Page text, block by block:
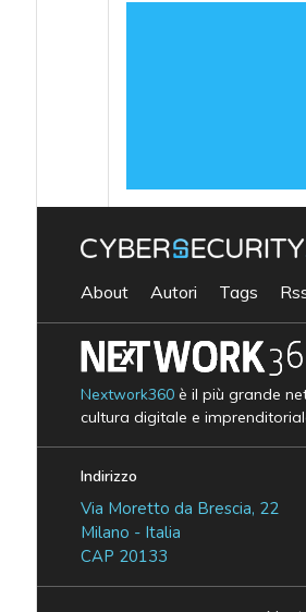
About Autori Tags
Nextwork360è il più grande
cultura digitale e
Indirizzo
Via Moretto da Brescia, 22
Milano - Italia
CAP 20133